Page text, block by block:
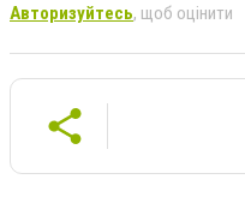
Авторизуйтесь, щоб оцінити